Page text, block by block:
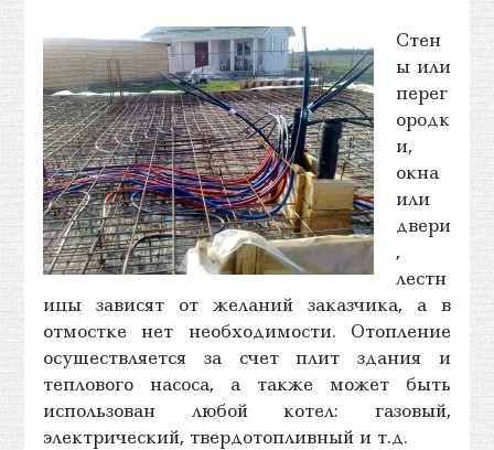
Стен
ы или
перег
ородк
и,
окна
или
двери
,
лестн
ицы зависят от желаний заказчика, а в
отмостке нет необходимости. Отопление
осуществляется за счет плит здания и
теплового насоса, а также может быть
использован любой котел: газовый,
электрический, твердотопливный и т.д.